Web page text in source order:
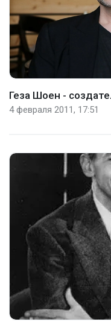
Геза Шоен -
4 февраля 2011, 17:51